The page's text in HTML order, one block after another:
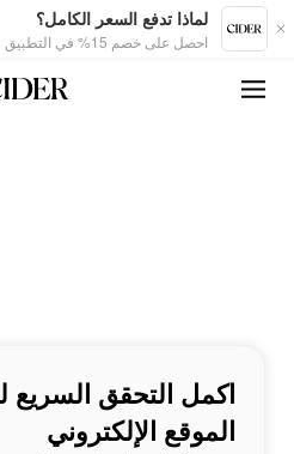
لماذا تدفع السعر الكامل؟
احصل على خصم 15% في التطبيق
اكمل التحقق السريع
الموقع الإلكتروني